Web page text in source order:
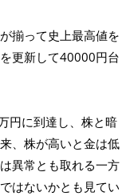
揃って史上最高値を
更新して40000円台
円に到達し、株と暗
、株が高いと金は低
異常とも取れる一方
はないかとも見てい